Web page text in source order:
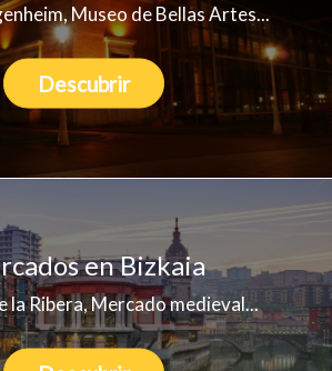
Museo de Bellas Artes...
Descubrir
en Bizkaia
la Ribera, Mercado medieval...